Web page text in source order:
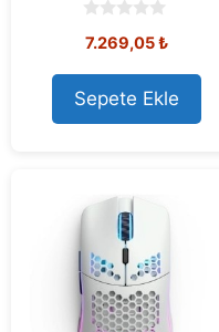
o
t
o
f
5
Orijinal
7.778,73 ₺.
7.269,05₺Mevcut
Sepete Ekle